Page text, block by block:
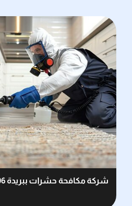
شركة مكافحة حشرات ببريدة 0503162506